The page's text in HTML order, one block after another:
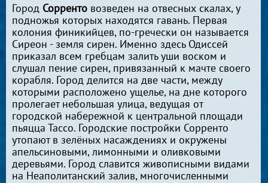
Город Сорренто возведен на отвесных скалах, у
подножья которых находятся гавань. Первая
колония финикийцев, по-гречески он называется
Сиреон - земля сирен. Именно здесь Одиссей
приказал всем гребцам залить уши воском и
слушал пение сирен, привязанный к мачте своего
корабля. Город делится на две части, между
которыми расположено ущелье, на дне которого
пролегает небольшая улица, ведущая от
городской набережной к центральной площади
пьяцца Тассо. Городские постройки Сорренто
утопают в зелёных насаждениях и окружены
апельсиновыми, лимонными и оливковыми
деревьями. Город славится живописными видами
на Неаполитанский залив, многочисленными